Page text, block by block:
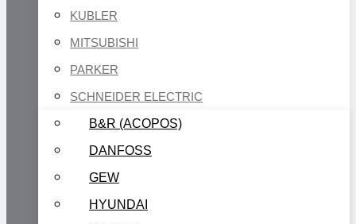
KUBLER
MITSUBISHI
PARKER
SCHNEIDER ELECTRIC
B&R (ACOPOS)
DANFOSS
GEW
HYUNDAI